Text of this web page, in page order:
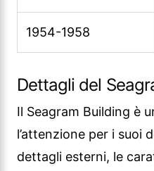
1954-1958
Dettagli del
Il Seagram Building è
l’attenzione per i suoi
dettagli esterni, le